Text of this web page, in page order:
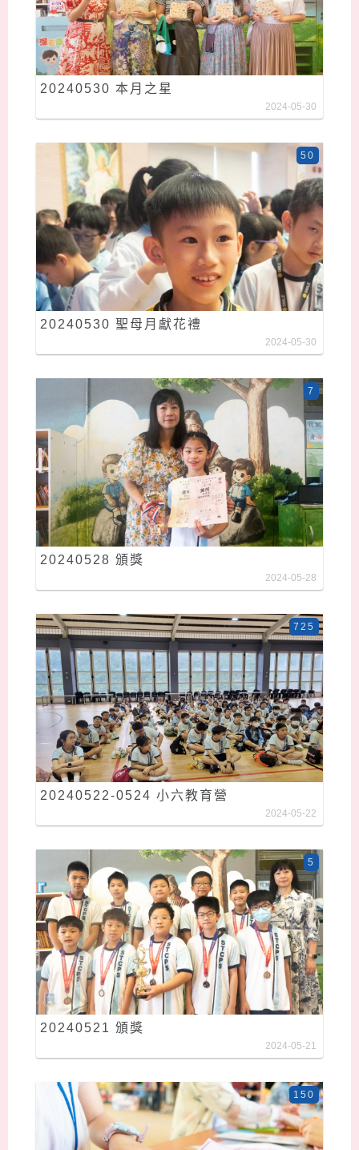
20240530 本月之星
2024-05-30
20240530 聖母月獻花禮
50
2024-05-30
20240528 頒獎
7
2024-05-28
20240522-0524 小六教育營
725
2024-05-22
20240521 頒獎
5
2024-05-21
150